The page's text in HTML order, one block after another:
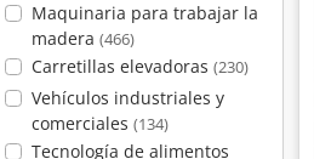
Maquinaria para trabajar la
madera (466)
Carretillas elevadoras (230)
Vehículos industriales y
comerciales (134)
Tecnología de alimentos